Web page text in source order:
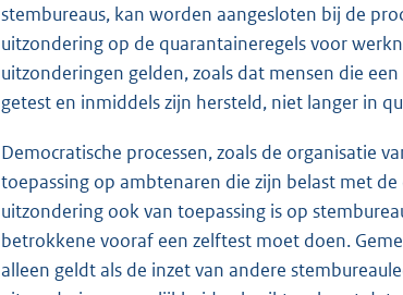
stembureaus, kan worden aangesloten bij de
uitzondering op de quarantaineregels voor
uitzonderingen gelden, zoals dat mensen die
getest en inmiddels zijn hersteld, niet langer in
Democratische processen, zoals de organisatie
toepassing op ambtenaren die zijn belast met
uitzondering ook van toepassing is op
betrokkene vooraf een zelftest moet doen.
alleen geldt als de inzet van andere